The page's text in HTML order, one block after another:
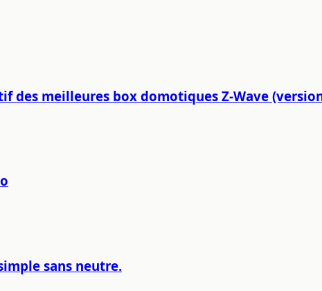
des meilleures box domotiques Z-Wave
sans neutre.